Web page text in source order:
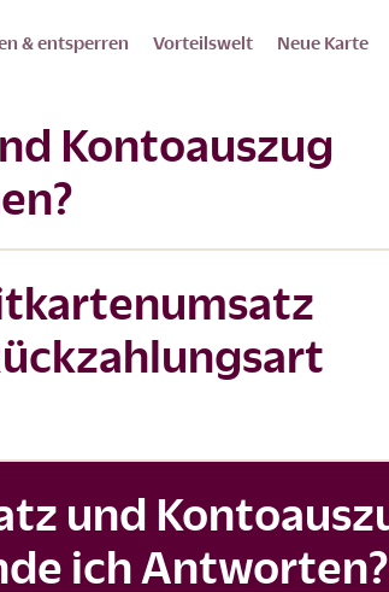
& entsperren Vorteilswelt Neue Karte
Kontoauszug
und
ich Antworten?